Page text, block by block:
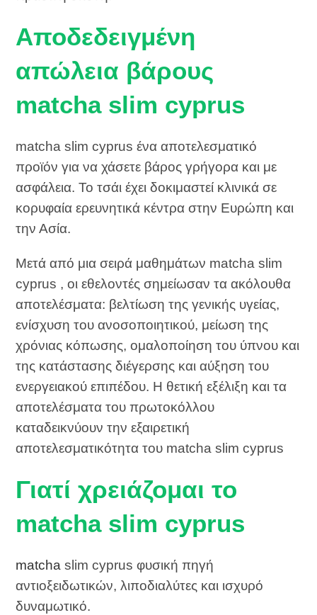
Αποδεδειγμένη
απώλεια βάρους
matcha slim cyprus
matcha slim cyprus ένα αποτελεσματικό
προϊόν για να χάσετε βάρος γρήγορα και με
ασφάλεια. Το τσάι έχει δοκιμαστεί κλινικά σε
κορυφαία ερευνητικά κέντρα στην Ευρώπη και
την Ασία.
Μετά από μια σειρά μαθημάτων matcha slim
cyprus , οι εθελοντές σημείωσαν τα ακόλουθα
αποτελέσματα: βελτίωση της γενικής υγείας,
ενίσχυση του ανοσοποιητικού, μείωση της
χρόνιας κόπωσης, ομαλοποίηση του ύπνου και
της κατάστασης διέγερσης και αύξηση του
ενεργειακού επιπέδου. Η θετική εξέλιξη και τα
αποτελέσματα του πρωτοκόλλου
καταδεικνύουν την εξαιρετική
αποτελεσματικότητα του matcha slim cyprus
Γιατί χρειάζομαι το
matcha slim cyprus
matcha slim cyprus φυσική πηγή
αντιοξειδωτικών, λιποδιαλύτες και ισχυρό
δυναμωτικό.